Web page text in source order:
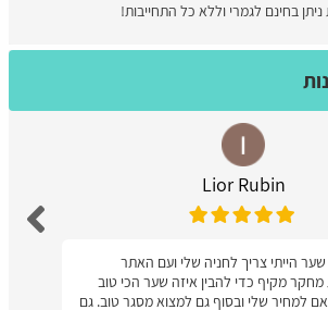
ניתן בחינם לגמרי וללא כל התחייבות!
Lior Rubin
הייתי צריך לחניה שלי ועם האתר
מקיף כדי להבין איזה שער הכי טוב
למחיר שלי ובסוף גם למצוא מסגר טוב. גם